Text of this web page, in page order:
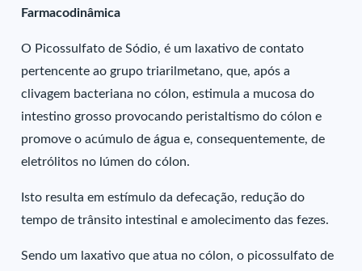
Farmacodinâmica
O Picossulfato de Sódio, é um laxativo de contato
pertencente ao grupo triarilmetano, que, após a
clivagem bacteriana no cólon, estimula a mucosa do
intestino grosso provocando peristaltismo do cólon e
promove o acúmulo de água e, consequentemente, de
eletrólitos no lúmen do cólon.
Isto resulta em estímulo da defecação, redução do
tempo de trânsito intestinal e amolecimento das fezes.
Sendo um laxativo que atua no cólon, o picossulfato de